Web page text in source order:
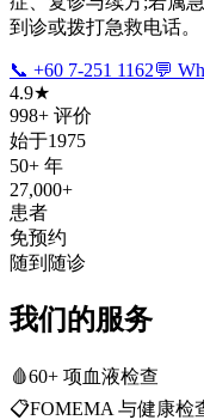
到诊或拨打急救电话。
📞 +60 7-251 1162💬
4.9★
998+ 评价
始于1975
50+ 年
27,000+
患者
免预约
随到随诊
我们的服务
🩸60+ 项血液检查
📋FOMEMA 与健康检